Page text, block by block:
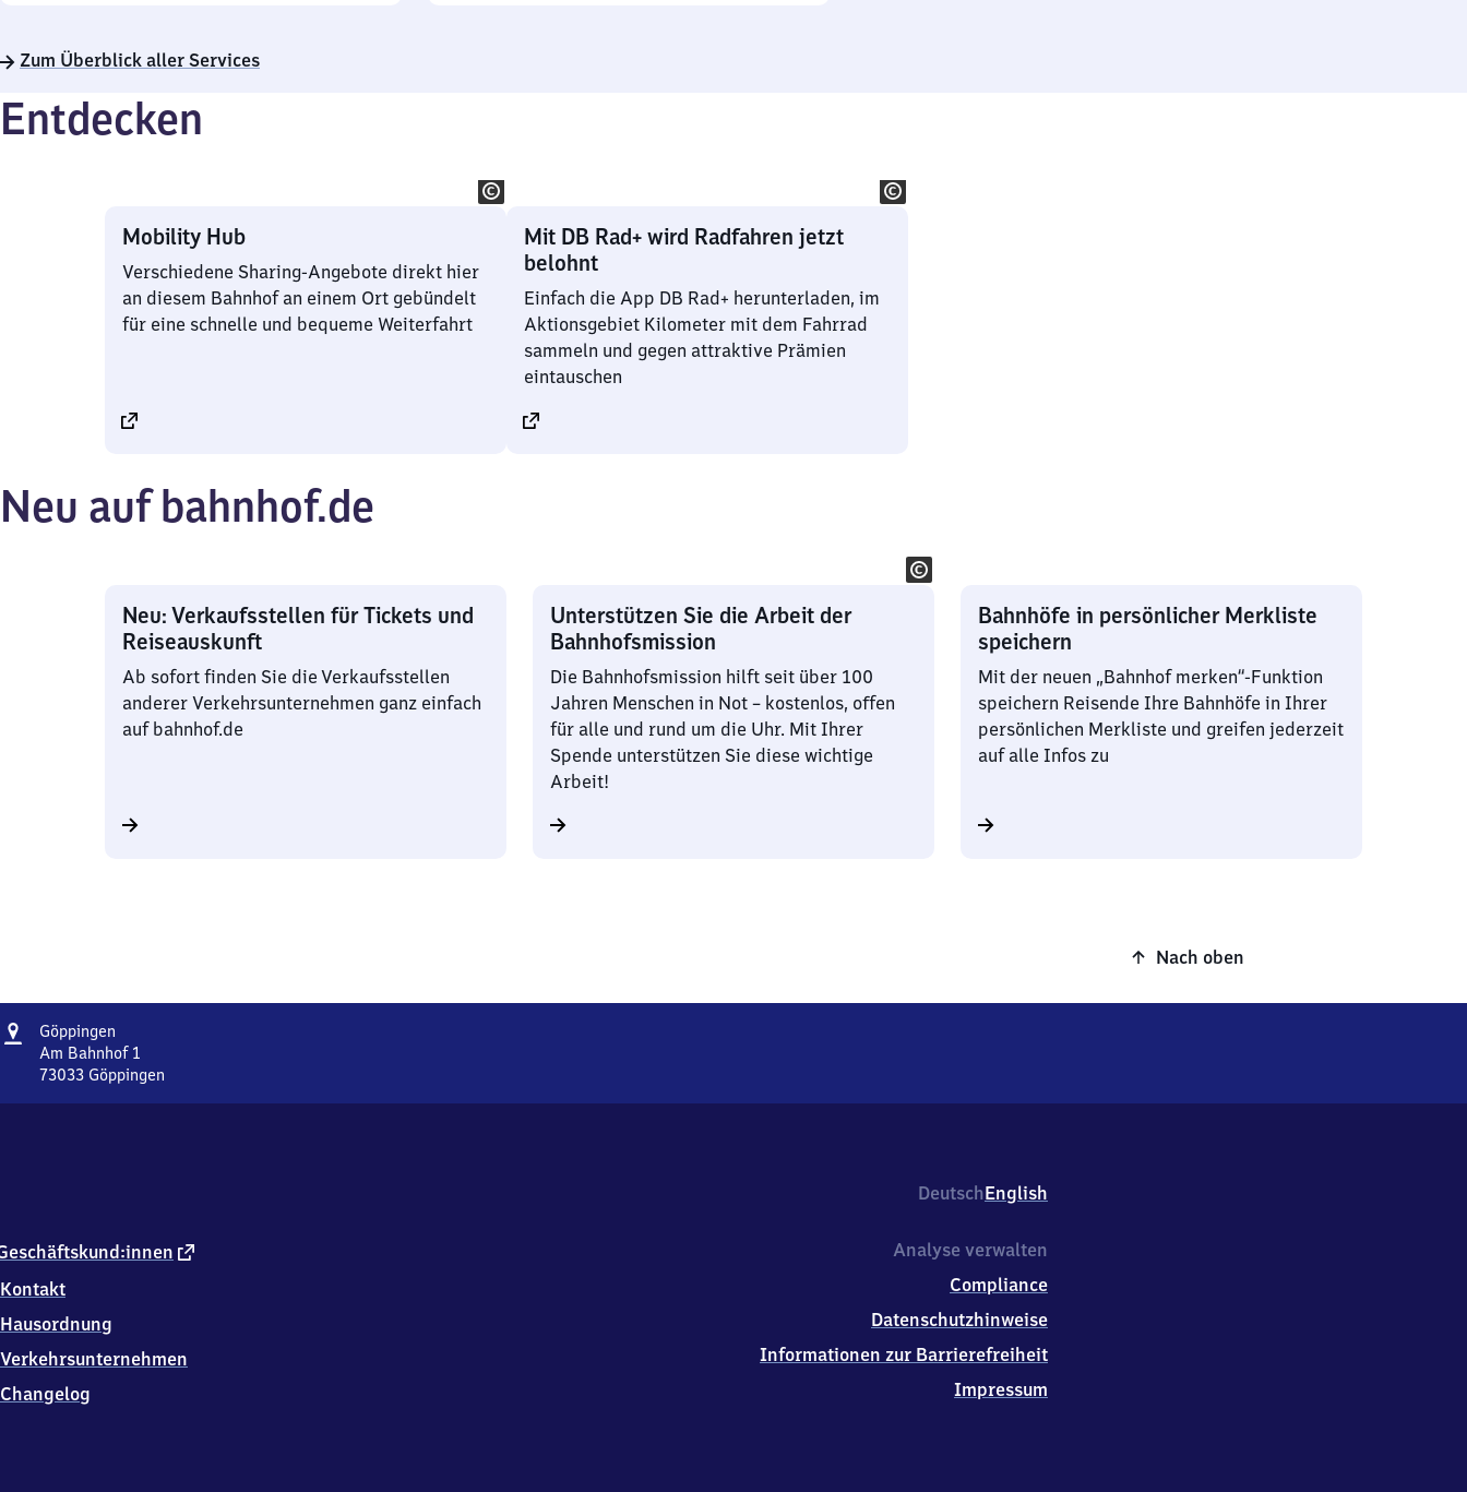
22
Zum Überblick aller Services
Entdecken
Mobility Hub
Verschiedene Sharing-Angebote direkt hier
an diesem Bahnhof an einem Ort gebündelt
für eine schnelle und bequeme Weiterfahrt
Mit DB Rad+ wird Radfahren jetzt
belohnt
Einfach die App DB Rad+ herunterladen, im
Aktionsgebiet Kilometer mit dem Fahrrad
sammeln und gegen attraktive Prämien
eintauschen
Neu auf bahnhof.de
Neu: Verkaufsstellen für Tickets und
Reiseauskunft
Ab sofort finden Sie die Verkaufsstellen
anderer Verkehrsunternehmen ganz einfach
auf bahnhof.de
Unterstützen Sie die Arbeit der
Bahnhofsmission
Die Bahnhofsmission hilft seit über 100
Jahren Menschen in Not – kostenlos, offen
für alle und rund um die Uhr. Mit Ihrer
Spende unterstützen Sie diese wichtige
Arbeit!
Bahnhöfe in persönlicher Merkliste
speichern
Mit der neuen „Bahnhof merken“-Funktion
speichern Reisende Ihre Bahnhöfe in Ihrer
persönlichen Merkliste und greifen jederzeit
auf alle Infos zu
Nach oben
Adresse
Göppingen
Am Bahnhof 1
73033 Göppingen
3
Göppingen
DeutschEnglish
externer
Kontakt
Hausordnung
Verkehrsunternehmen
Changelog
Analyse verwalten
Compliance
Datenschutzhinweise
Informationen zur Barrierefreiheit
Impressum